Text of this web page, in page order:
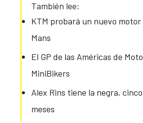
También lee:
KTM probará un nuevo
Mans
El GP de las Américas de
MiniBikers
Alex Rins tiene la negra,
meses